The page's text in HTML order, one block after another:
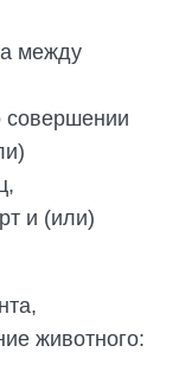
между
и (или)
животного: